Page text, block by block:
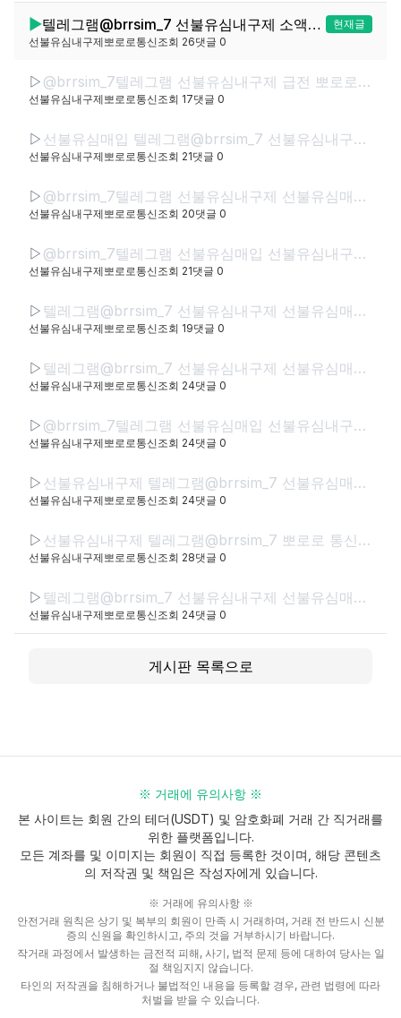
▶ 텔레그램@brrsim_7 선불유심내구제 소액급전 선불유심매입 뽀로로통신 대학생소액급전 선불유심구매 급전
현재글
선불유심내구제뽀로로통신조회 26댓글 0
▷ @brrsim_7텔레그램 선불유심내구제 급전 뽀로로통신 선불유심매입 선불유심현금화하는업체 선불유심구매 간편무서류소액급전
선불유심내구제뽀로로통신조회 17댓글 0
▷ 선불유심매입 텔레그램@brrsim_7 선불유심내구제 뽀로로통신 바로소액내구제급전 선불유심구매 급전 선불유심매입 바로소액급전 무서류무방문급전
선불유심내구제뽀로로통신조회 21댓글 0
▷ @brrsim_7텔레그램 선불유심내구제 선불유심매입 선불폰내구제 뽀로로통신 급전 선불유심현금화하는업체 선불유심구매 무직신불자소액급전
선불유심내구제뽀로로통신조회 20댓글 0
▷ @brrsim_7텔레그램 선불유심매입 선불유심내구제 뽀로로통신 선불유심현금화하는업체 프리랜서소액급전 선불폰유심매입합니다 급전 선불유심구매 바로정산
선불유심내구제뽀로로통신조회 21댓글 0
▷ 텔레그램@brrsim_7 선불유심내구제 선불유심매입 뽀로로통신 급전 정부정책자금생활안정생계급전지원금 선불유심구매 연체자바로소액급전
선불유심내구제뽀로로통신조회 19댓글 0
▷ 텔레그램@brrsim_7 선불유심내구제 선불유심매입 뽀로로통신 직장인바로소액급전 선불유심구매 급전 연체자바로소액급전 근로복지공단긴급생계비
선불유심내구제뽀로로통신조회 24댓글 0
▷ @brrsim_7텔레그램 선불유심매입 선불유심내구제 뽀로로통신 선불유심현금화하는업체 프리랜서소액급전 선불폰유심매입합니다 급전 선불유심구매 바로정산
선불유심내구제뽀로로통신조회 24댓글 0
▷ 선불유심내구제 텔레그램@brrsim_7 선불유심매입 뽀로로통신 급전 모바일급전 저신용자비상금소액 유심칩매입문의 선불유심구매
선불유심내구제뽀로로통신조회 24댓글 0
▷ 선불유심내구제 텔레그램@brrsim_7 뽀로로 통신 선불유심매입 급전 신뢰와 정직으로 함께하는 금융 파트너,뽀로로 통신 정식등록된 선불유심내구제 선불유심구매 정식업체로서 고객 여
선불유심내구제뽀로로통신조회 28댓글 0
▷ 텔레그램@brrsim_7 선불유심내구제 선불유심매입 뽀로로통신 급전 정부정책자금생활안정생계급전지원금 선불유심구매 연체자바로소액급전
선불유심내구제뽀로로통신조회 24댓글 0
게시판 목록으로
※ 거래에 유의사항 ※
본 사이트는 회원 간의 테더(USDT) 및 암호화폐 거래 간 직거래를
위한 플랫폼입니다.
모든 계좌를 및 이미지는 회원이 직접 등록한 것이며, 해당 콘텐츠
의 저작권 및 책임은 작성자에게 있습니다.
※ 거래에 유의사항 ※
안전거래 원칙은 상기 및 복부의 회원이 만족 시 거래하며, 거래 전 반드시 신분
증의 신원을 확인하시고, 주의 것을 거부하시기 바랍니다.
작거래 과정에서 발생하는 금전적 피해, 사기, 법적 문제 등에 대하여 당사는 일
절 책임지지 않습니다.
타인의 저작권을 침해하거나 불법적인 내용을 등록할 경우, 관련 법령에 따라
처벌을 받을 수 있습니다.